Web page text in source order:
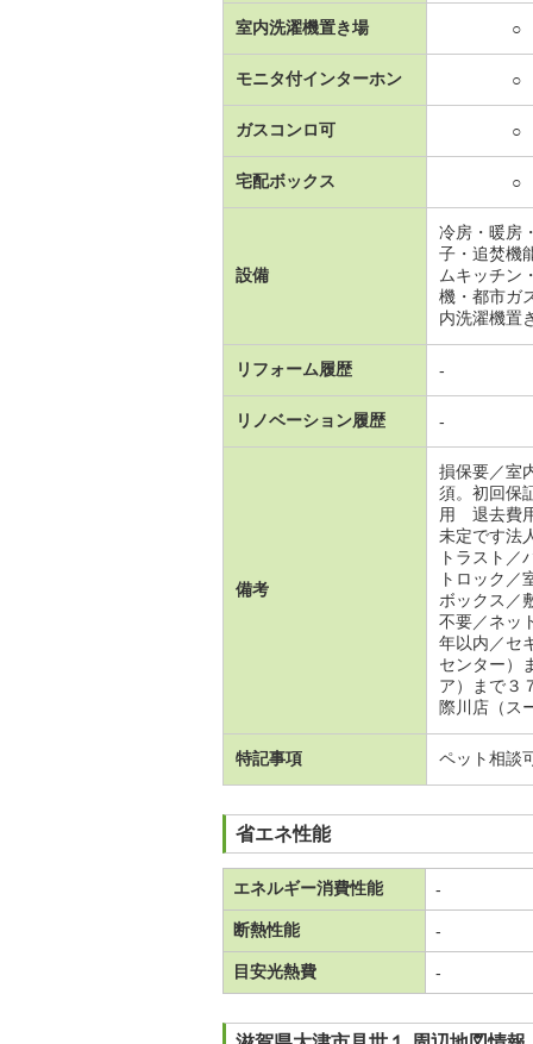
室内洗濯機置き場 ○
モニタ付インターホン ○
ガスコンロ可 ○
宅配ボックス ○
設備
冷房・暖房
子・追焚機
ムキッチン
機・都市ガ
内洗濯機置
リフォーム履歴 -
リノベーション履歴 -
備考
損保要／室
須。初回保
用 退去費
未定です法
トラスト／
トロック／
ボックス／
不要／ネッ
年以内／セ
センター）
ア）まで３
際川店（ス
特記事項 ペット相談
省エネ性能
エネルギー消費性能 -
断熱性能 -
目安光熱費 -